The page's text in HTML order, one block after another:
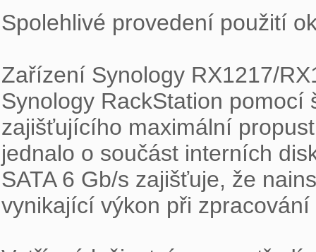
Spolehlivé provedení použití
Zařízení Synology RX1217/
Synology RackStation
zajišťujícího maximální
jednalo o součást interních
SATA 6 Gb/s zajišťuje, že
vynikající výkon při zpracování